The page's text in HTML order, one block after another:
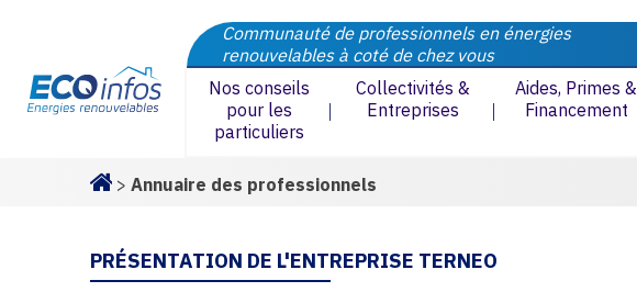
Communauté de professionnels en énergies
renouvelables à coté de chez vous
Nos conseils
pour les
particuliers
Collectivités &
Entreprises
Aides, Primes &
Financement
> Annuaire des professionnels
PRÉSENTATION DE L'ENTREPRISE TERNEO